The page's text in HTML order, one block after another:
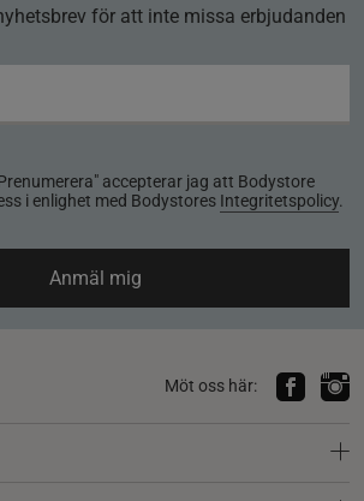
för att inte missa erbjudanden
accepterar jag att Bodystore
i enlighet med Bodystores Integritetspolicy.
Anmäl mig
Möt oss här: